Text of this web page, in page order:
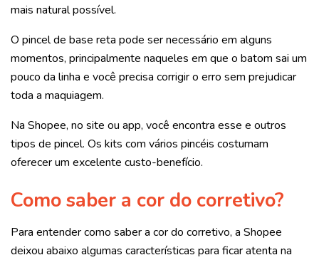
mais natural possível.
O pincel de base reta pode ser necessário em alguns
momentos, principalmente naqueles em que o batom sai um
pouco da linha e você precisa corrigir o erro sem prejudicar
toda a maquiagem.
Na Shopee, no site ou app, você encontra esse e outros
tipos de pincel. Os kits com vários pincéis costumam
oferecer um excelente custo-benefício.
Como saber a cor do corretivo?
Para entender como saber a cor do corretivo, a Shopee
deixou abaixo algumas características para ficar atenta na